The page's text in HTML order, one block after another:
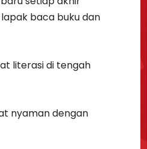
baca buku dan
literasi di tengah
nyaman dengan